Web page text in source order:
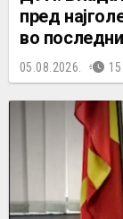
пред
во
05.08.2026.